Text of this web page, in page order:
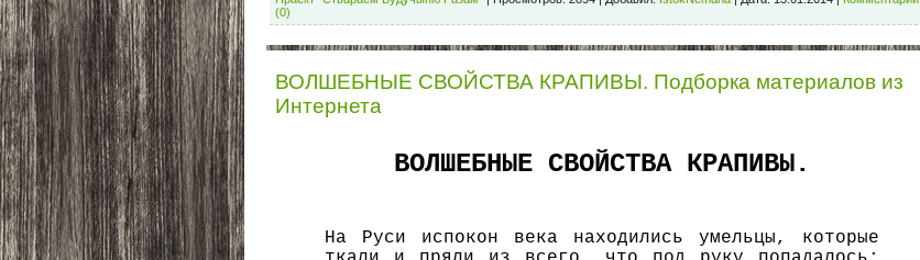
(0)
ВОЛШЕБНЫЕ СВОЙСТВА КРАПИВЫ. Подборка материалов из
Интернета
ВОЛШЕБНЫЕ СВОЙСТВА КРАПИВЫ.
На Руси испокон века находились умельцы, которые